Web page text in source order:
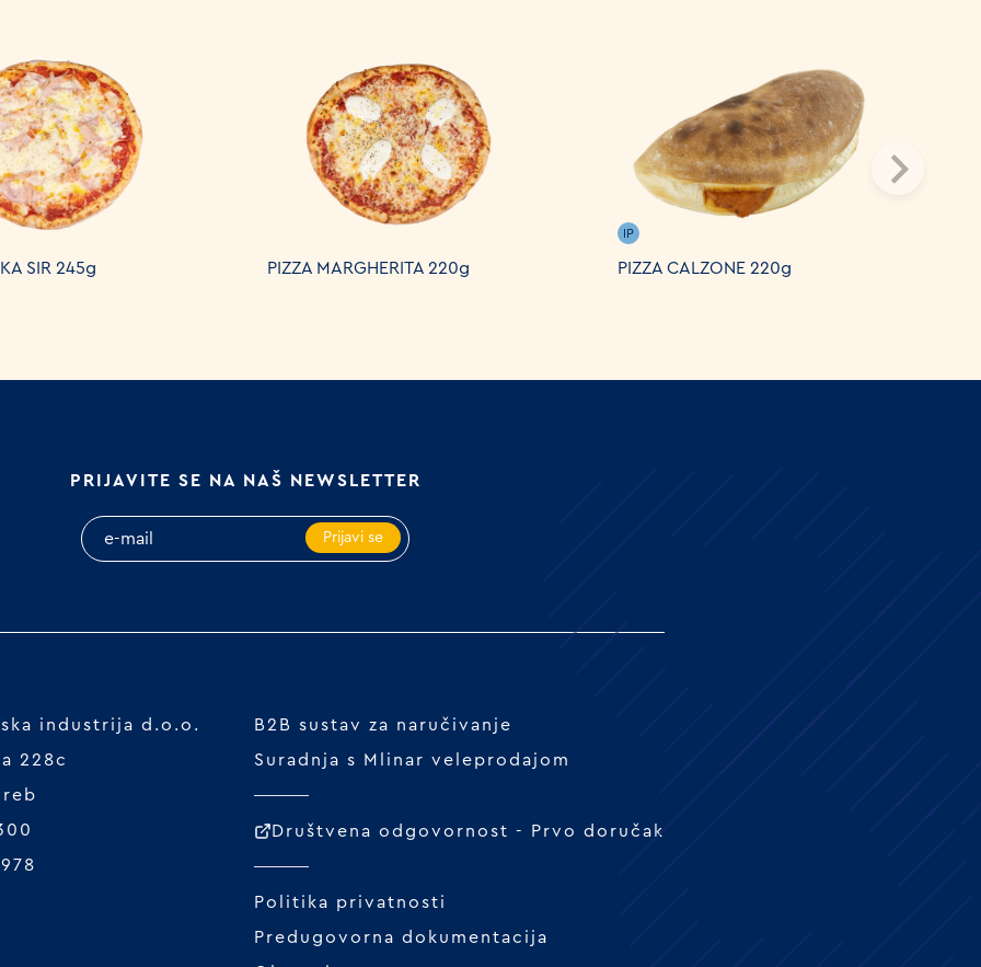
SIR 245g PIZZA MARGHERITA 220g PIZZA CALZONE 220g
IP
PRIJAVITE SE NA NAŠ NEWSLETTER
Prijavi se
industrija d.o.o.
228c
B2B sustav za naručivanje
Suradnja s Mlinar veleprodajom
Društvena odgovornost - Prvo doručak
Politika privatnosti
Predugovorna dokumentacija